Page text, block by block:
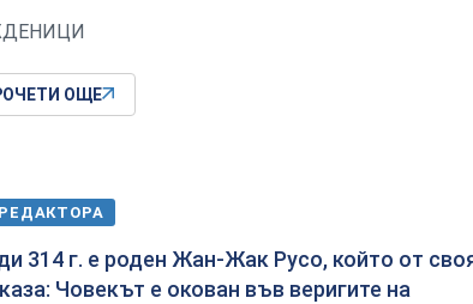
ОЩЕ
314 г. е роден Жан-Жак Русо, който от
Човекът е окован във веригите на